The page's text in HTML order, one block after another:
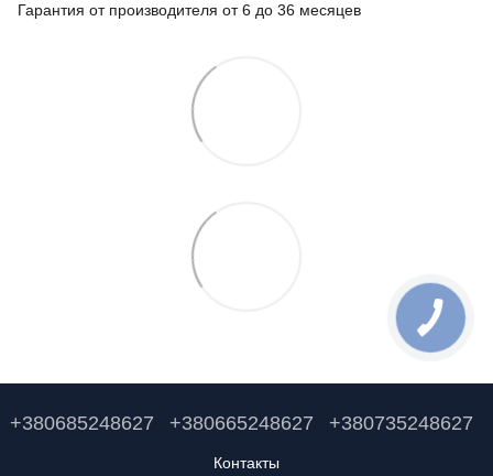
Гарантия от производителя от 6 до 36 месяцев
+380685248627 +380665248627 +380735248627
Контакты